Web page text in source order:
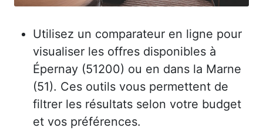
Utilisez un comparateur en ligne pour
visualiser les offres disponibles à
Épernay (51200) ou en dans la Marne
(51). Ces outils vous permettent de
filtrer les résultats selon votre budget
et vos préférences.